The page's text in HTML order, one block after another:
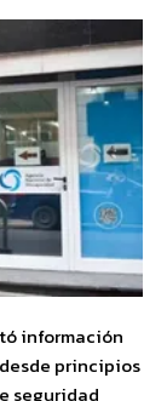
información
principios
seguridad